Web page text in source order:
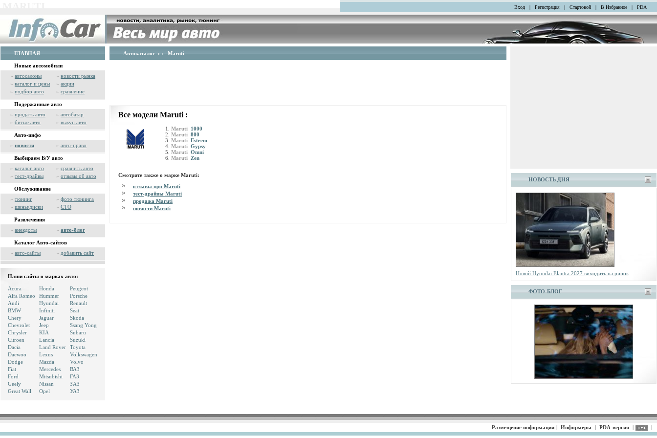
Вход | Регистрация | Стартовой | В Избранное | PDA
ГЛАВНАЯ
Новые автомобили
» автосалоны » новости рынка
» каталог и цены » акции
» подбор авто » сравнение
Подержанные авто
» продать авто » автобазар
» битые авто » выкуп авто
Авто-инфо
» новости » авто-право
Выбираем Б/У авто
» каталог авто » сравнить авто
» тест-драйвы » отзывы об авто
Обслуживание
» тюнинг » фото тюнинга
» шины/диски » СТО
Развлечения
» анекдоты » авто-блог
Каталог Авто-сайтов
» авто-сайты » добавить сайт
Наши сайты о марках авто:
Acura
Alfa Romeo
Audi
BMW
Chery
Chevrolet
Chrysler
Citroen
Dacia
Daewoo
Dodge
Fiat
Ford
Geely
Great Wall
Honda
Hummer
Hyundai
Infiniti
Jaguar
Jeep
KIA
Lancia
Land Rover
Lexus
Mazda
Mercedes
Mitsubishi
Nissan
Opel
Peugeot
Porsche
Renault
Seat
Skoda
Ssang Yong
Subaru
Suzuki
Toyota
Volkswagen
Volvo
ВАЗ
ГАЗ
ЗАЗ
УАЗ
Автокаталог : : Maruti
Все модели Maruti :
Maruti 1000
Maruti 800
Maruti Esteem
Maruti Gypsy
Maruti Omni
Maruti Zen
Смотрите также о марке Maruti:
отзывы про Maruti
тест-драйвы Maruti
продажа Maruti
новости Maruti
НОВОСТЬ ДНЯ
Новий Hyundai Elantra 2027 виходить на ринок
ФОТО-БЛОГ
Размещение информации | Информеры | PDA-версия | |